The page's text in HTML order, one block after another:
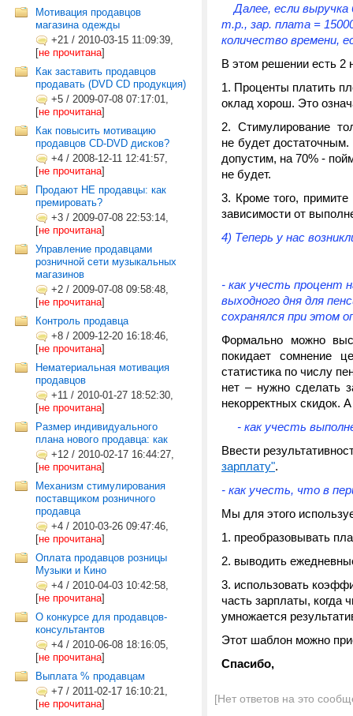
Мотивация продавцов
магазина одежды
+21 / 2010-03-15 11:09:39,
[не прочитана]
Как заставить продавцов
продавать (DVD CD продукция)
+5 / 2009-07-08 07:17:01,
[не прочитана]
Как повысить мотивацию
продавцов CD-DVD дисков?
+4 / 2008-12-11 12:41:57,
[не прочитана]
Продают НЕ продавцы: как
премировать?
+3 / 2009-07-08 22:53:14,
[не прочитана]
Управление продавцами
розничной сети музыкальных
магазинов
+2 / 2009-07-08 09:58:48,
[не прочитана]
Контроль продавца
+8 / 2009-12-20 16:18:46,
[не прочитана]
Нематериальная мотивация
продавцов
+11 / 2010-01-27 18:52:30,
[не прочитана]
Размер индивидуального
плана нового продавца: как
+12 / 2010-02-17 16:44:27,
[не прочитана]
Механизм стимулирования
поставщиком розничного
продавца
+4 / 2010-03-26 09:47:46,
[не прочитана]
Оплата продавцов розницы
Музыки и Кино
+4 / 2010-04-03 10:42:58,
[не прочитана]
О конкурсе для продавцов-
консультантов
+4 / 2010-06-08 18:16:05,
[не прочитана]
Выплата % продавцам
+7 / 2011-02-17 16:10:21,
[не прочитана]
Далее, если выручка
т.р., зар. плата =
количество времени,
В этом решении есть 2
Проценты платить
оклад хорош. Это
Стимулирование
не будет
допустим, на 70% -
не будет.
Кроме того,
зависимости от
4) Теперь у нас
- как учесть процент
выходного дня для
сохранялся при этом
Формально можно
покидает сомнение
статистика по числу
нет – нужно сделать
некорректных скидок.
- как учесть
Ввести
зарплату".
- как учесть, что в
Мы для этого
преобразовывать
выводить
использовать
часть зарплаты, когда
умножается
Этот шаблон можно
Спасибо,
[Нет ответов на это